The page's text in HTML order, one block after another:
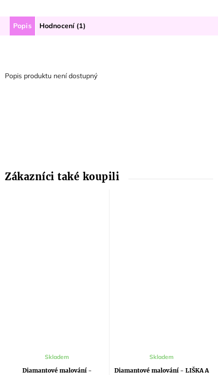
Popis Hodnocení (1)
Popis produktu není dostupný
Diamantové malování -
Skladem
Diamantové malování - LIŠKA A
Skladem